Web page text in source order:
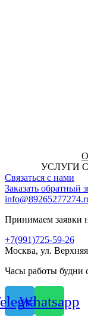
УСЛУГИ
Связаться с нами
Заказать обратный
Принимаем заявки
+7(991)725-59-26
Москва, ул.
Часы работы будни
Whatsapp